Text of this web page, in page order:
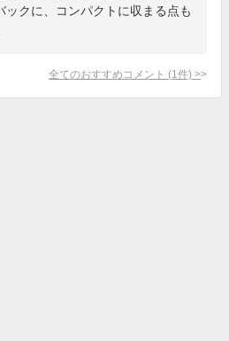
ックに、コンパクトに収まる点も
全てのおすすめコメント (1 件) >